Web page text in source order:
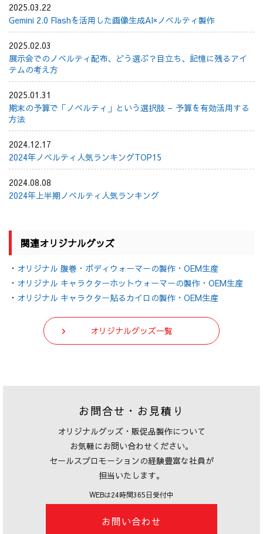
2025.03.22
Gemini 2.0 Flashを活用した画像生成AI×ノベルティ製作
2025.02.03
展示会でのノベルティ配布、どう選ぶ？目立ち、記憶に残るアイ
テムの考え方
2025.01.31
期末の予算で「ノベルティ」という選択肢 – 予算を有効活用する
方法
2024.12.17
2024年ノベルティ人気ランキングTOP15
2024.08.08
2024年上半期ノベルティ人気ランキング
関連オリジナルグッズ
・ オリジナル 腹巻・ボディウォーマーの製作・OEM生産
・ オリジナル キャラクターホットウォーマーの製作・OEM生産
・ オリジナル キャラクター貼るカイロの製作・OEM生産
オリジナルグッズ一覧
お問合せ・お見積り
オリジナルグッズ・販促品製作について
お気軽にお問い合わせください。
セールスプロモーションの経験豊富な社員が
担当いたします。
WEBは24時間365日受付中
お問い合わせ